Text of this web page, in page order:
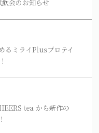
会のお知らせ
るミライPlusプロテイ
tea から新作の